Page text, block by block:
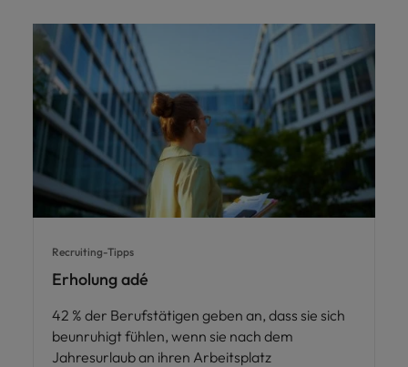
Recruiting-Tipps
Erholung adé
42 % der Berufstätigen geben an, dass sie sich
beunruhigt fühlen, wenn sie nach dem
Jahresurlaub an ihren Arbeitsplatz